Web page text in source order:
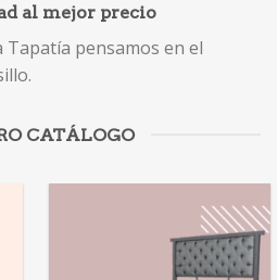
al mejor precio
Tapatía pensamos en el
CATÁLOGO